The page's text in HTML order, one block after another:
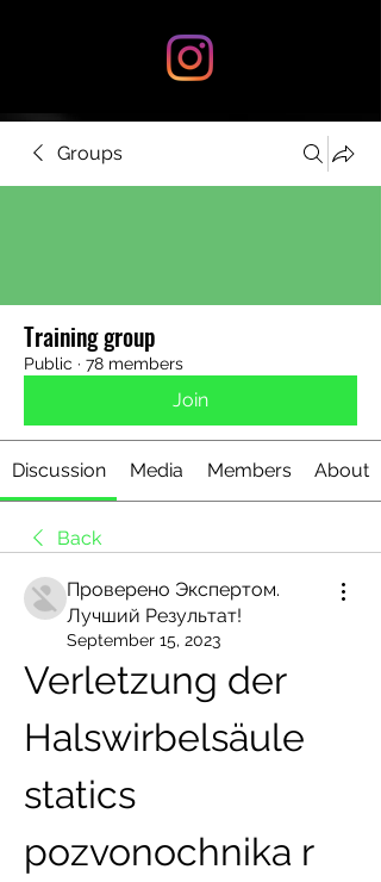
Groups
Training group
Public · 78 members
Join
Discussion Media Members About
Back
Проверено Экспертом.
Лучший Результат!
September 15, 2023
Verletzung der
Halswirbelsäule
statics
pozvonochnika r